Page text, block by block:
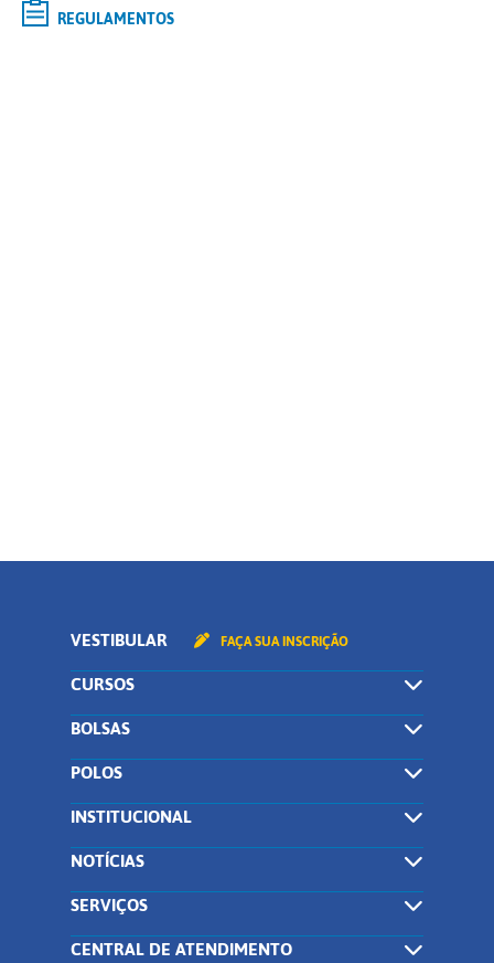
REGULAMENTOS
VESTIBULAR FAÇA SUA INSCRIÇÃO
CURSOS
BOLSAS
POLOS
INSTITUCIONAL
NOTÍCIAS
SERVIÇOS
CENTRAL DE ATENDIMENTO